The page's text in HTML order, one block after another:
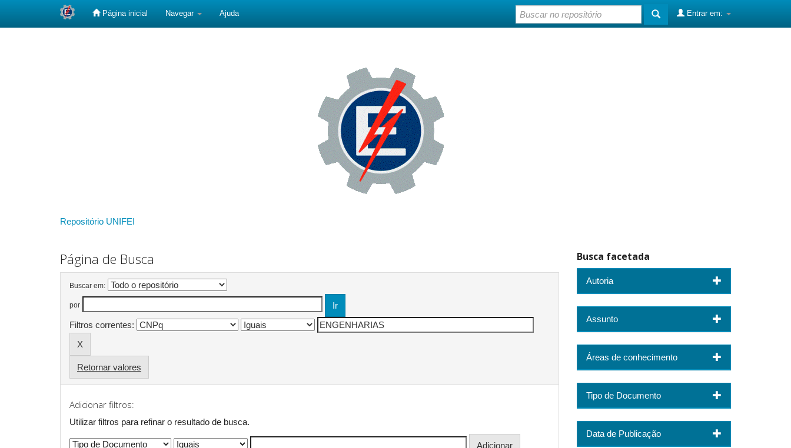
Página inicial Navegar Ajuda Entrar em:
Repositório UNIFEI
Página de Busca
Buscar em:
por
Filtros correntes:
Retornar valores
Adicionar filtros:
Utilizar filtros para refinar o resultado de busca.
Busca facetada
Autoria
Assunto
Áreas de conhecimento
Tipo de Documento
Data de Publicação